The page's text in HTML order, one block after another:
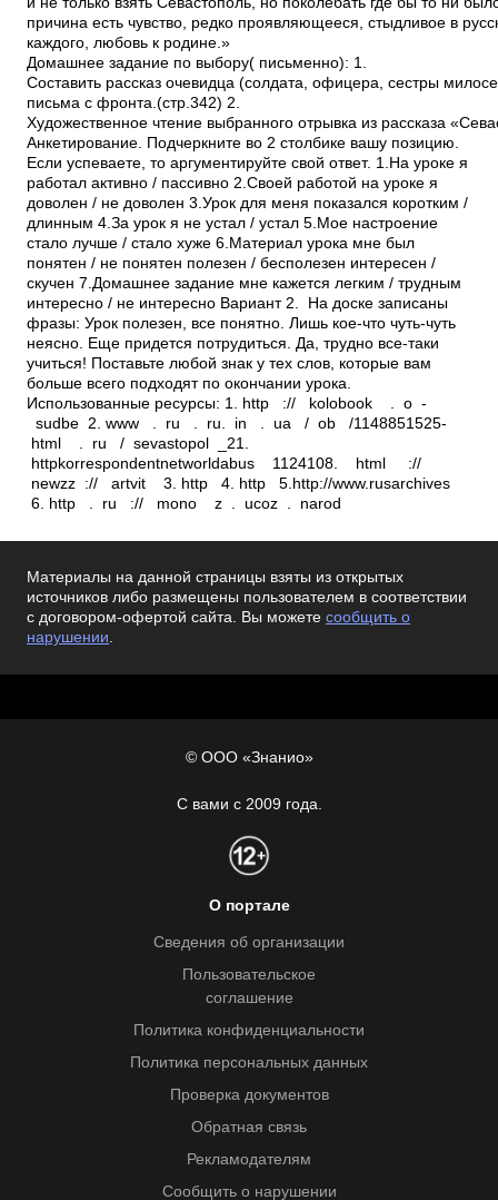
Материалы на данной страницы взяты из открытых
источников либо размещены пользователем в соответствии
с договором-офертой сайта. Вы можете сообщить о
нарушении.
© ООО «Знанио»
С вами с 2009 года.
О портале
Сведения об организации
Пользовательское
соглашение
Политика конфиденциальности
Политика персональных данных
Проверка документов
Обратная связь
Рекламодателям
Сообщить о нарушении